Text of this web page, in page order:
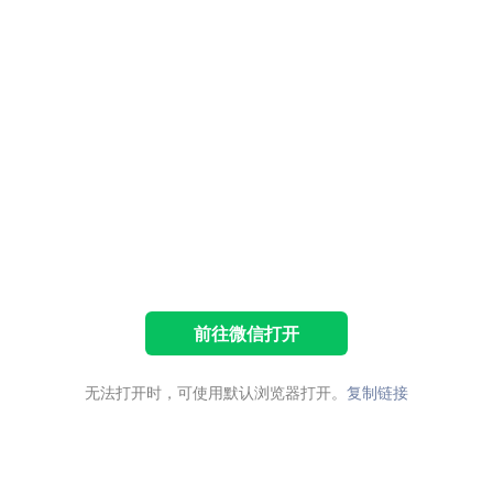
前往微信打开
无法打开时，可使用默认浏览器打开。 复制链接